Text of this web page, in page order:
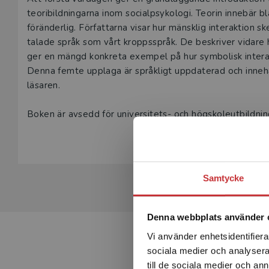
Samtycke
Denna webbplats använder
Vi använder
sociala medier och
till de sociala medier och
teoribildningarna inom socialpsykologi. Teorin innebär
föränderlig. Författarna visar hur mänsklig interaktion
talade språk som vårt kroppsspråk. De beskriver
ger en mängd konkreta exempel på hur symbolisk
Denna femte upplaga är språkligt uppdaterad och
läsaren.